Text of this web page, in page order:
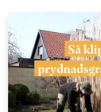
1 tsk vaniljpulver.
01:25
1,5 tsk bakpulver.
01:30
1,5 tsk vaniljpulver.
01:35
1,5 tsk bakpulver.
01:401,5 tsk vaniljpulver.
01:451,5 tsk bakpulver.
01:501,5 tsk bakpulver.
01:551,5 tsk vaniljpulver.
02:001,5 tsk bakpulver.